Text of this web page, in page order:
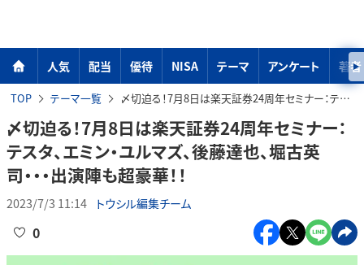
人気 配当 優待 NISA テーマ アンケート 著者
TOP テーマ一覧 〆切迫る！7月8日は楽天証券24周年セミナー：テスタ、エミン・ユルマズ、後藤達也、堀古英司・・・出演陣も超豪華！！
〆切迫る！7月8日は楽天証券24周年セミナー：
テスタ、エミン・ユルマズ、後藤達也、堀古英
司・・・出演陣も超豪華！！
2023/7/3 11:14 トウシル編集チーム
0